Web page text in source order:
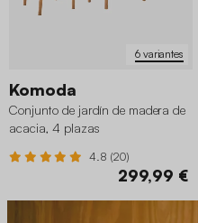
6 variantes
Komoda
Conjunto de jardín de madera de
acacia, 4 plazas
4.8 (20)
299,99 €